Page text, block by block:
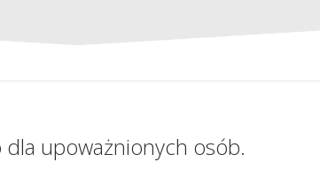
upoważnionych osób.